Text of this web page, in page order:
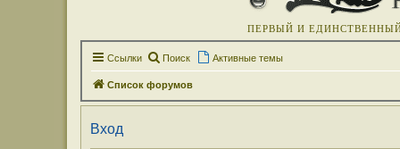
ПЕРВЫЙ И
Ссылки Поиск Активные темы
Список форумов
Вход